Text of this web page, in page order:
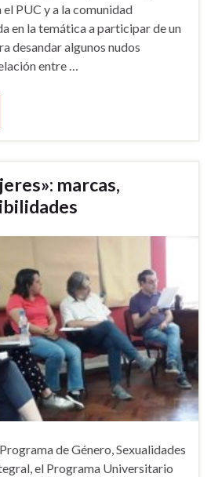
PUC y a la comunidad
en la temática a participar de un
desandar algunos nudos
entre …
marcas,
de Género, Sexualidades
el Programa Universitario